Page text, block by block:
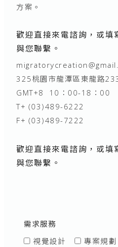
方案。
歡迎直接來電諮詢，或填
與您聯繫。
325桃園市龍潭區東龍路
GMT+8 10：00-18：00
T+ (03)489-6222
F+ (03)489-7222
歡迎直接來電諮詢，或填
與您聯繫。
需求服務
視覺設計
專案規劃